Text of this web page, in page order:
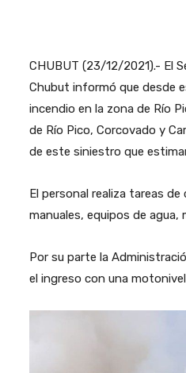
CHUBUT (23/12/2021).- El
Chubut informó que desde
incendio en la zona de Río
de Río Pico, Corcovado y
de este siniestro que
El personal realiza tareas
manuales, equipos de
Por su parte la
el ingreso con una